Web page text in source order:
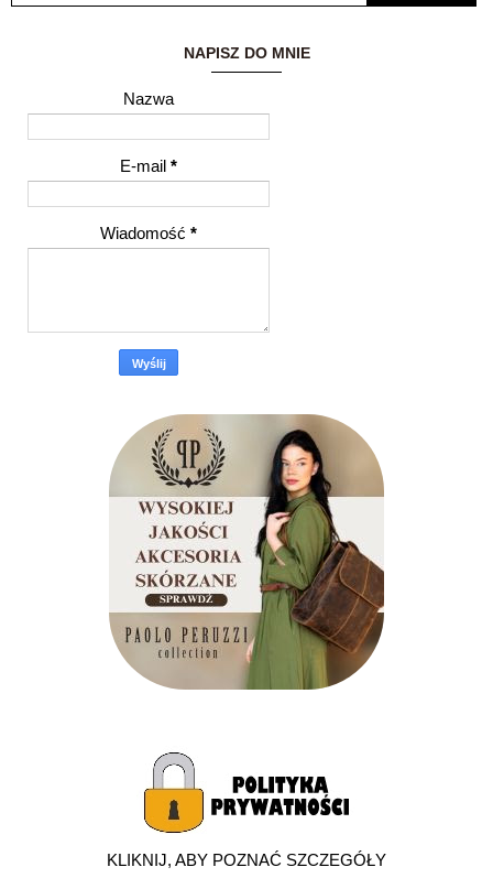
NAPISZ DO MNIE
Nazwa
E-mail *
Wiadomość *
KLIKNIJ, ABY POZNAĆ SZCZEGÓŁY